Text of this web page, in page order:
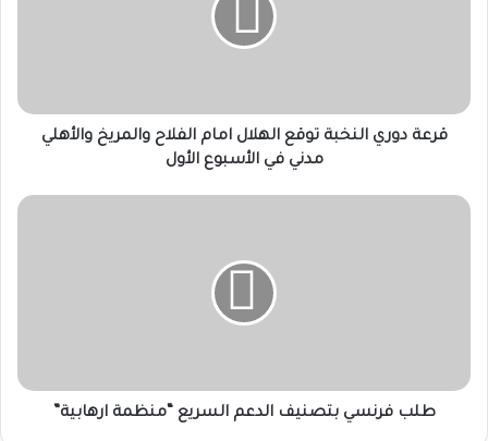
والأهلي
مدني
الأول
قرعة دوري النخبة توقع الهلال امام الفلاح والمريخ والأهلي
مدني في الأسبوع الأول
طلب
طلب فرنسي بتصنيف الدعم السريع “منظمة ارهابية”